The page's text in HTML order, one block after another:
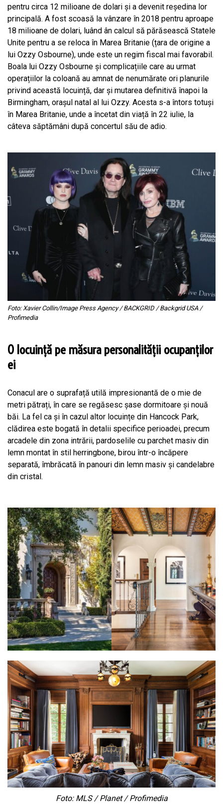
pentru circa 12 milioane de dolari și a devenit reședina lor
principală. A fost scoasă la vânzare în 2018 pentru aproape
18 milioane de dolari, luând ân calcul să părăsească Statele
Unite pentru a se reloca în Marea Britanie (țara de origine a
lui Ozzy Osbourne), unde este un regim fiscal mai favorabil.
Boala lui Ozzy Osbourne și complicațiile care au urmat
operațiilor la coloană au amnat de nenumărate ori planurile
privind această locuință, dar și mutarea definitivă înapoi la
Birmingham, orașul natal al lui Ozzy. Acesta s-a întors totuși
în Marea Britanie, unde a încetat din viață în 22 iulie, la
câteva săptămâni după concertul său de adio.
Foto: Xavier Collin/Image Press Agency / BACKGRID / Backgrid USA /
Profimedia
O locuință pe măsura personalității ocupanților
ei
Conacul are o suprafață utilă impresionantă de o mie de
metri pătrați, în care se regăsesc șase dormitoare și nouă
băi. La fel ca și în cazul altor locuințe din Hancock Park,
clădirea este bogată în detalii specifice perioadei, precum
arcadele din zona intrării, pardoselile cu parchet masiv din
lemn montat în stil herringbone, birou într-o încăpere
separată, îmbrăcată în panouri din lemn masiv și candelabre
din cristal.
Foto: MLS / Planet / Profimedia